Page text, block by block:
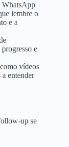
lembre o
e a
e
vídeos
entender
up se